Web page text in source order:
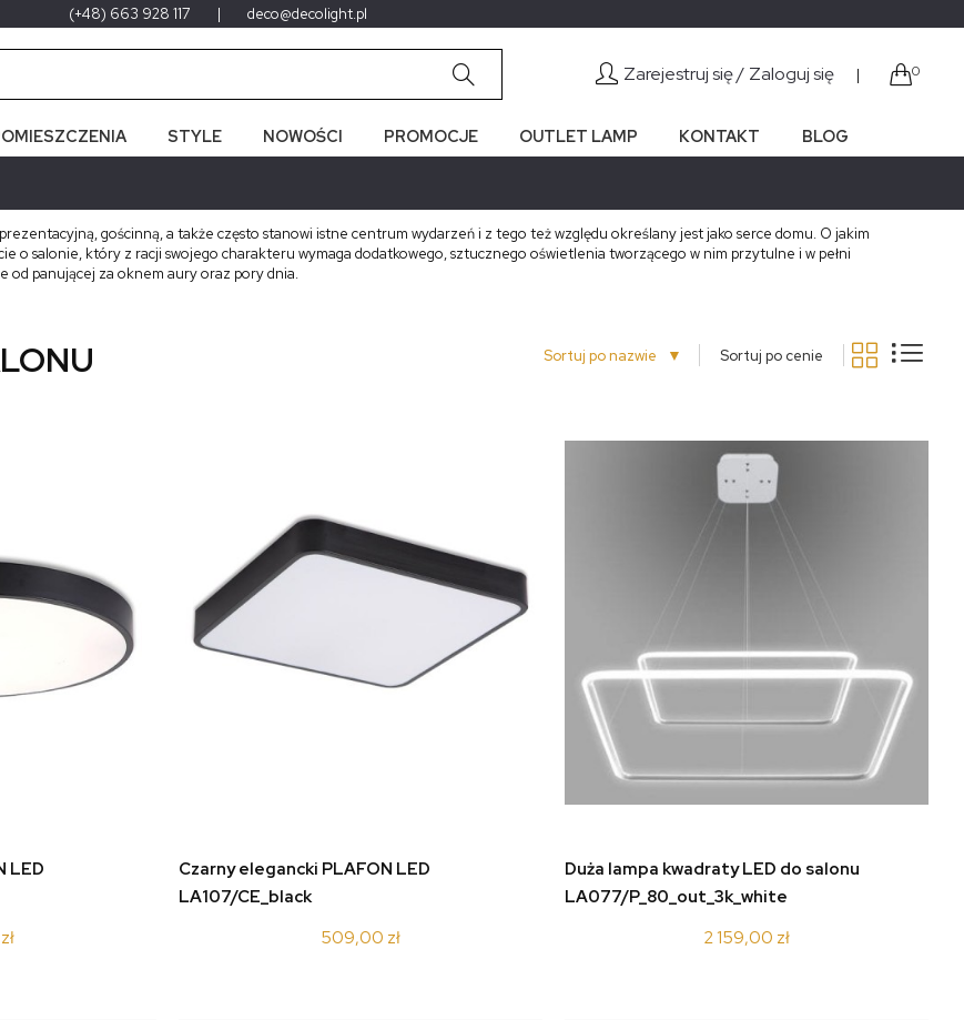
(+48) 663 928 117 | deco@decolight.pl
Zarejestruj się / Zaloguj się | 0
STYLE NOWOŚCI PROMOCJE OUTLET LAMP KONTAKT BLOG
gościnną, a także często stanowi istne centrum wydarzeń i z tego też względu określany jest jako serce domu. O jakim
o salonie, który z racji swojego charakteru wymaga dodatkowego, sztucznego oświetlenia tworzącego w nim przytulne i w pełni
od panującej za oknem aury oraz pory dnia.
Sortuj po nazwie ▼ Sortuj po cenie
LED
do koszyka
Czarny elegancki PLAFON LED
LA107/CE_black
509,00 zł
do koszyka
Duża lampa kwadraty LED do salonu
LA077/P_80_out_3k_white
2 159,00 zł